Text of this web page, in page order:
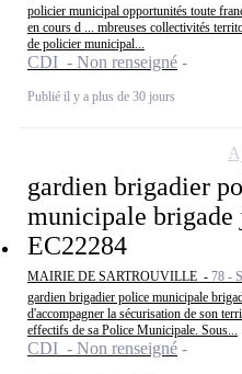
policier municipal opportunités toute
en cours d ... mbreuses collectivités
de policier municipal...
CDI - Non renseigné
Publié il y a plus de 30 jours
gardien brigadier
municipale
EC22284
MAIRIE DE SARTROUVILLE - 78 -
gardien brigadier police municipale
d'accompagner la sécurisation de son
effectifs de sa Police Municipale. Sous...
CDI - Non renseigné